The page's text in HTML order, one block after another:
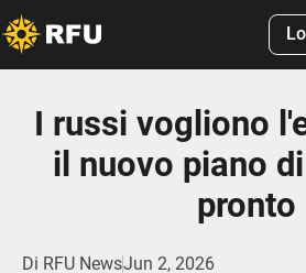
I russi vogliono
il nuovo piano
pronto
Di RFU NewsJun 2, 2026